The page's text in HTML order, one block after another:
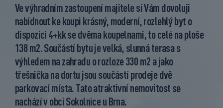
Ve výhradním zastoupení majitele si Vám dovoluji
nabídnout ke koupi krásný, moderní, rozlehlý byt o
dispozici 4+kk se dvěma koupelnami, to celé na ploše
138 m2. Součástí bytu je velká, slunná terasa s
výhledem na zahradu o rozloze 330 m2 a jako
třešnička na dortu jsou součástí prodeje dvě
parkovací místa. Tato atraktivní nemovitost se
nachází v obci Sokolnice u Brna.